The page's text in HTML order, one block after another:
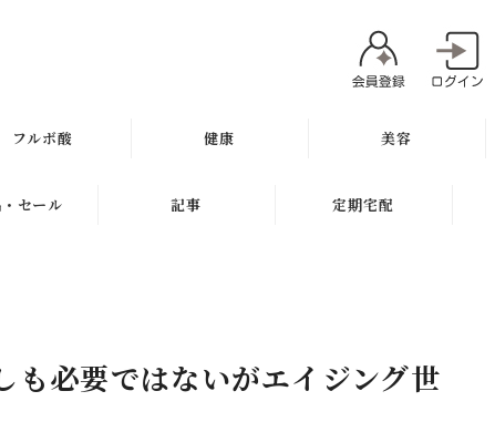
フルボ酸
太古の泉
健康
ミネラル
美容
魂オリジナル
ヘアケア
セール 記事 定期宅配
も必要ではないがエイジング世